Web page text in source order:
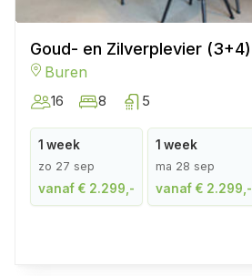
Goud- en Zilverplevier (3+4)
Buren
16 8 5
1 week
zo 27 sep
vanaf € 2.299,-
1 week
ma 28 sep
vanaf € 2.299,-